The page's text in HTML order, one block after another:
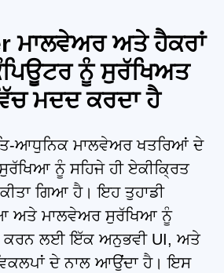
ਮਾਲਵੇਅਰ ਅਤੇ ਹੈਕਰਾਂ
ਨੂੰ ਸੁਰੱਖਿਅਤ
ਮਦਦ ਕਰਦਾ ਹੈ
ਆਧੁਨਿਕ ਮਾਲਵੇਅਰ ਖਤਰਿਆਂ ਦੇ
ਨੂੰ ਸਹਿਜੇ ਹੀ ਏਕੀਕ੍ਰਿਤ
ਗਿਆ ਹੈ। ਇਹ ਤੁਹਾਡੀ
ਅਤੇ ਮਾਲਵੇਅਰ ਸੁਰੱਖਿਆ ਨੂੰ
ਕਰਨ ਲਈ ਇੱਕ ਅਨੁਭਵੀ UI, ਅਤੇ
ਦੇ ਨਾਲ ਆਉਂਦਾ ਹੈ। ਇਸ